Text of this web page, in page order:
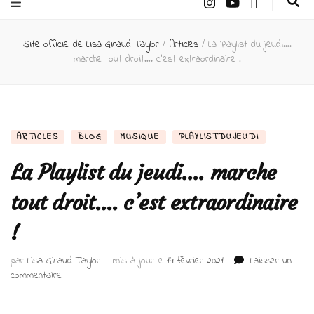
Taylor –
Auteur
Site officiel de Lisa Giraud Taylor / Articles / La Playlist du jeudi….
marche tout droit…. c’est extraordinaire !
ARTICLES BLOG MUSIQUE PLAYLISTDUJEUDI
La Playlist du jeudi…. marche
tout droit…. c’est extraordinaire
!
par Lisa Giraud Taylor mis à jour le 14 février 2021
Laisser un
commentaire